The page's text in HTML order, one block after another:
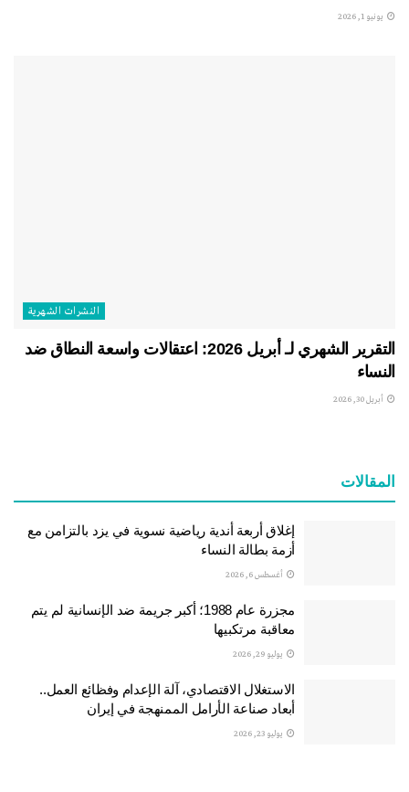
يونيو 1, 2026
النشرات الشهریة
التقرير الشهري لـ أبريل 2026: اعتقالات واسعة النطاق ضد
النساء
أبريل 30, 2026
المقالات
إغلاق أربعة أندية رياضية نسوية في يزد بالتزامن مع
أزمة بطالة النساء
أغسطس 6, 2026
مجزرة عام 1988؛ أكبر جريمة ضد الإنسانية لم يتم
معاقبة مرتكبيها
يوليو 29, 2026
الاستغلال الاقتصادي، آلة الإعدام وفظائع العمل..
أبعاد صناعة الأرامل الممنهجة في إيران
يوليو 23, 2026